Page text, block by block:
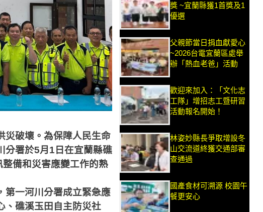
災破壞。為保障人民生命
分署於5月 1 日在宜蘭縣礁
備和災害應變工作的熟
第一河川分署成立緊急應
、礁溪玉田自主防災社
獎 ~宜蘭縣獲1首獎及1
優選
父親節當日捐血獻愛心
~2026台電宜蘭區處舉
辦「熱血老爸」活動
歡迎來加入：「文化志
工隊」增招志工暨研習
活動報名開始！
林姿妙縣長爭取增設冬
山交流道終獲交通部審
查通過
國產食材可溯源 校園午
餐更安心